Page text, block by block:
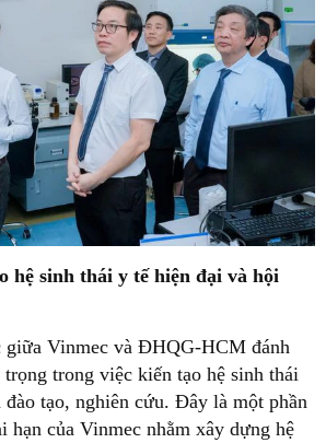
hệ sinh thái y tế hiện đại và hội
giữa Vinmec và ĐHQG-HCM đánh
trong việc kiến tạo hệ sinh thái
tạo, nghiên cứu. Đây là một phần
hạn của Vinmec nhằm xây dựng hệ